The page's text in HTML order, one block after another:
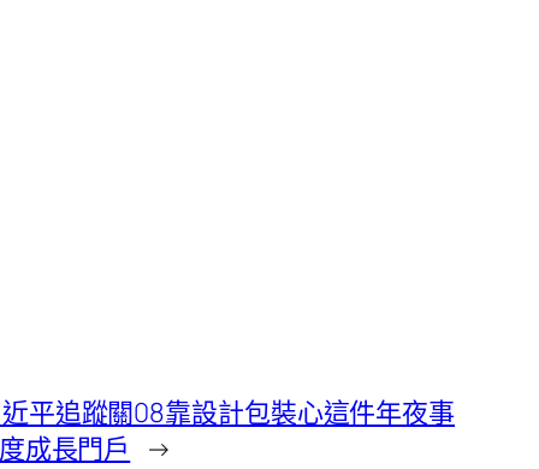
平追蹤關08靠設計包裝心這件年夜事
成長門戶
→